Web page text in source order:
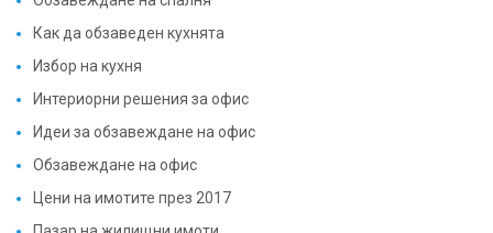
Как да обзаведен кухнята
Избор на кухня
Интериорни решения за офис
Идеи за обзавеждане на офис
Обзавеждане на офис
Цени на имотите през 2017